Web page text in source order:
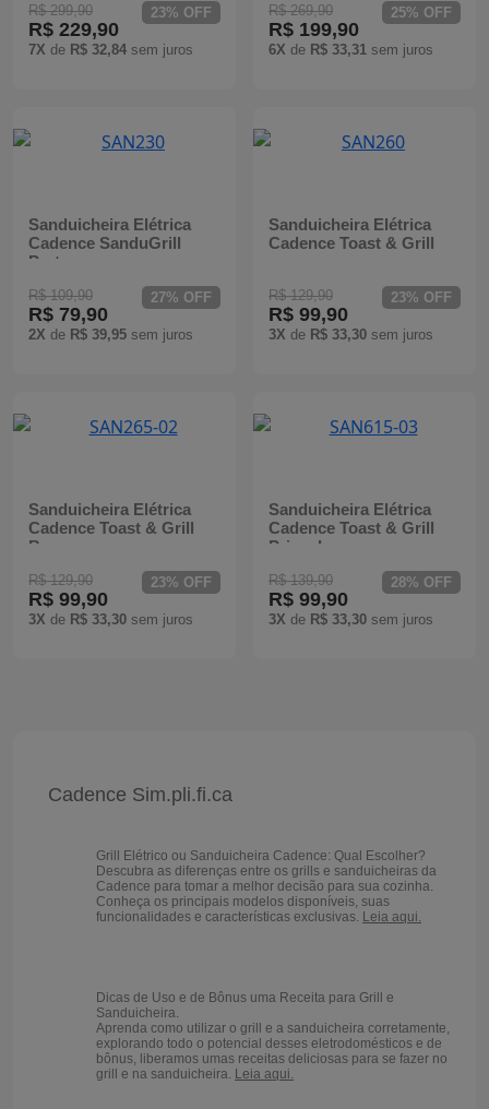
R$ 299,90
R$ 229,90
7X de R$ 32,84 sem juros
23% OFF R$ 269,90
R$ 199,90
6X de R$ 33,31 sem juros
25% OFF
Sanduicheira Elétrica
Cadence SanduGrill
Preta
R$ 109,90
R$ 79,90
2X de R$ 39,95 sem juros
27% OFF
Sanduicheira Elétrica
Cadence Toast & Grill
R$ 129,90
R$ 99,90
3X de R$ 33,30 sem juros
23% OFF
Sanduicheira Elétrica
Cadence Toast & Grill
Branca
R$ 129,90
R$ 99,90
3X de R$ 33,30 sem juros
23% OFF
Sanduicheira Elétrica
Cadence Toast & Grill
Prime Inox
R$ 139,90
R$ 99,90
3X de R$ 33,30 sem juros
28% OFF
Cadence Sim.pli.fi.ca
Grill Elétrico ou Sanduicheira Cadence: Qual Escolher?
Descubra as diferenças entre os grills e sanduicheiras da
Cadence para tomar a melhor decisão para sua cozinha.
Conheça os principais modelos disponíveis, suas
funcionalidades e características exclusivas. Leia aqui.
Dicas de Uso e de Bônus uma Receita para Grill e
Sanduicheira.
Aprenda como utilizar o grill e a sanduicheira corretamente,
explorando todo o potencial desses eletrodomésticos e de
bônus, liberamos umas receitas deliciosas para se fazer no
grill e na sanduicheira. Leia aqui.